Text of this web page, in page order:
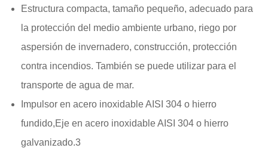
Estructura compacta, tamaño pequeño, adecuado para
la protección del medio ambiente urbano, riego por
aspersión de invernadero, construcción, protección
contra incendios. También se puede utilizar para el
transporte de agua de mar.
Impulsor en acero inoxidable AISI 304 o hierro
fundido,Eje en acero inoxidable AISI 304 o hierro
galvanizado.3